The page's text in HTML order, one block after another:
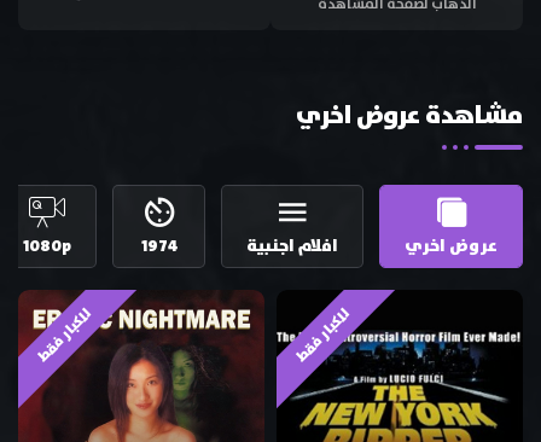
مشاهدة عروض اخري
عروض اخري افلام اجنبية 1974
1080p
للكبار فقط للكبار فقط